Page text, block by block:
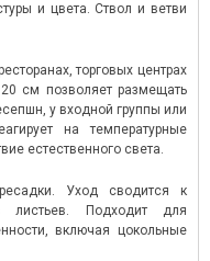
и цвета. Ствол и ветви
торговых центрах
см позволяет размещать
у входной группы или
на температурные
естественного света.
Уход сводится к
листьев. Подходит для
включая цокольные